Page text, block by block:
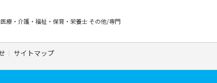
医療・介護・福祉・保育・栄養士 その他/専門
サイトマップ